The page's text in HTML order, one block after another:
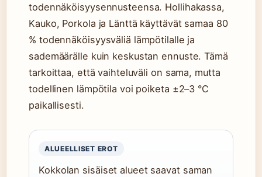
todennäköisyysennusteensa. Hollihakassa,
Kauko, Porkola ja Länttä käyttävät samaa 80
% todennäköisyysväliä lämpötilalle ja
sademäärälle kuin keskustan ennuste. Tämä
tarkoittaa, että vaihteluväli on sama, mutta
todellinen lämpötila voi poiketa ±2–3 °C
paikallisesti.
ALUEELLISET EROT
Kokkolan sisäiset alueet saavat saman